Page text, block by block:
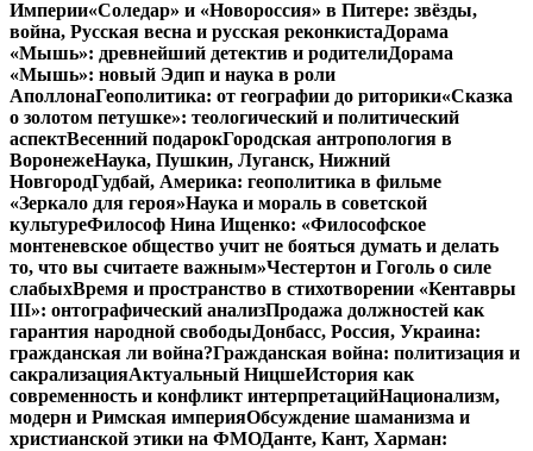
Империи«Соледар» и «Новороссия» в Питере: звёзды,
война, Русская весна и русская реконкистаДорама
«Мышь»: древнейший детектив и родителиДорама
«Мышь»: новый Эдип и наука в роли
АполлонаГеополитика: от географии до риторики«Сказка
о золотом петушке»: теологический и политический
аспектВесенний подарокГородская антропология в
ВоронежеНаука, Пушкин, Луганск, Нижний
НовгородГудбай, Америка: геополитика в фильме
«Зеркало для героя»Наука и мораль в советской
культуреФилософ Нина Ищенко: «Философское
монтеневское общество учит не бояться думать и делать
то, что вы считаете важным»Честертон и Гоголь о силе
слабыхВремя и пространство в стихотворении «Кентавры
III»: онтографический анализПродажа должностей как
гарантия народной свободыДонбасс, Россия, Украина:
гражданская ли война?Гражданская война: политизация и
сакрализацияАктуальный НицшеИстория как
современность и конфликт интерпретацийНационализм,
модерн и Римская империяОбсуждение шаманизма и
христианской этики на ФМОДанте, Кант, Харман: